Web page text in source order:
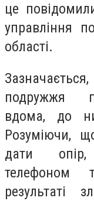
це
управління
області.
подружжя
вдома, до
Розуміючи,
дати опір,
результаті